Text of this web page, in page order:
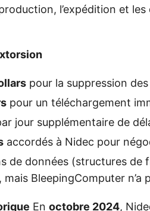
l’expédition et
pour la suppression
pour un téléchargement
jour supplémentaire de
accordés à Nidec pour
de données (structures
mais BleepingComputer
En octobre 2024,